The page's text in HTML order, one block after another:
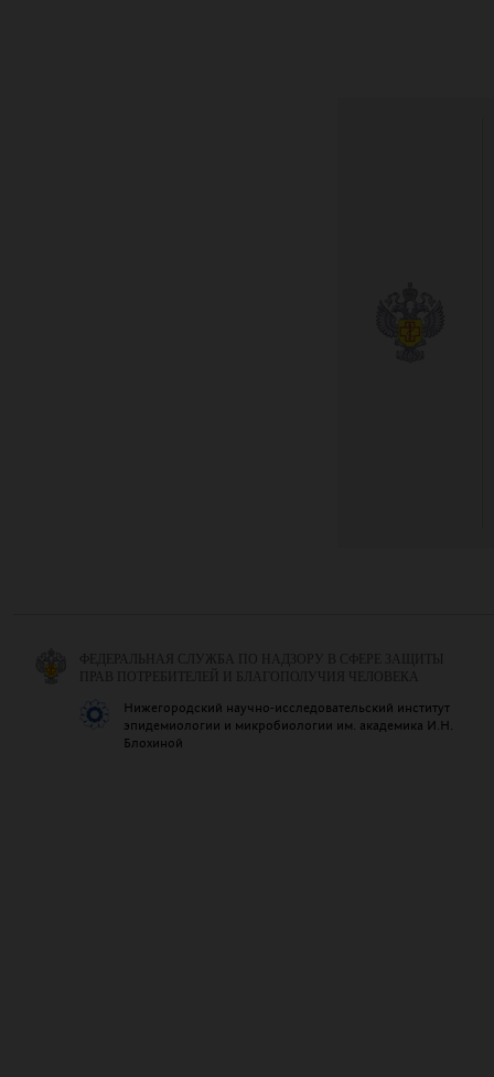
ФЕДЕРАЛЬНАЯ СЛУЖБА ПО НАДЗОРУ В СФЕРЕ ЗАЩИТЫ
ПРАВ ПОТРЕБИТЕЛЕЙ И БЛАГОПОЛУЧИЯ ЧЕЛОВЕКА
Нижегородский научно-исследовательский институт
эпидемиологии и микробиологии им. академика И.Н.
Блохиной